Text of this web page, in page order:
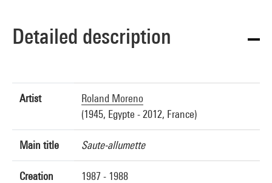
Detailed description
Artist
Roland Moreno
(1945, Egypte - 2012, France)
Main title Saute-allumette
Creation
1987 - 1988